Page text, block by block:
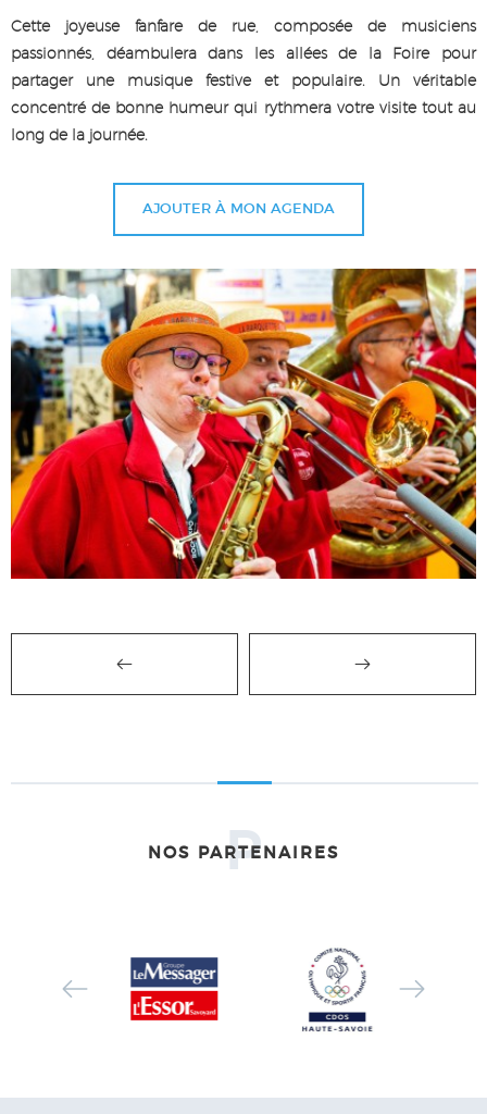
Cette joyeuse fanfare de rue, composée de musiciens
passionnés, déambulera dans les allées de la Foire pour
partager une musique festive et populaire. Un véritable
concentré de bonne humeur qui rythmera votre visite tout au
long de la journée.
AJOUTER À MON AGENDA
NOS PARTENAIRES
P